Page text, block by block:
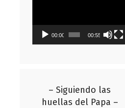
00:00 00:55
– Siguiendo las
huellas del Papa –